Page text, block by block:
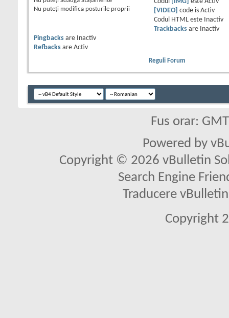
Nu puteţi modifica posturile proprii
Codul
[IMG] este Activ
[VIDEO]
code is Activ
Codul HTML este
Inactiv
Trackbacksare
Inactiv
Pingbacks are
Inactiv
Refbacks are Activ
Reguli Forum
Fus orar:
Powered by
Copyright © 2026 vBulletin
Search Engine
Traducere
Copyright